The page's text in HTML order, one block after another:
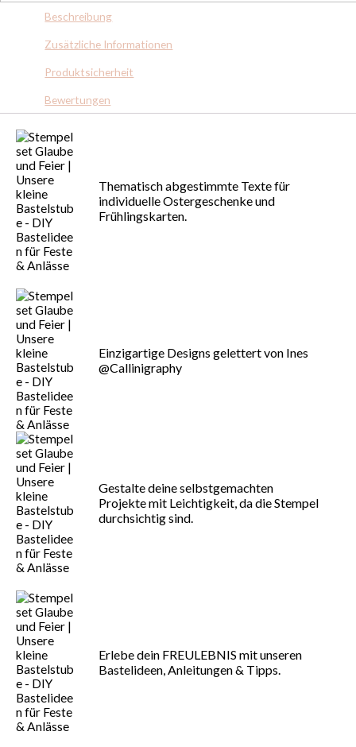
Beschreibung
Zusätzliche Informationen
Produktsicherheit
Bewertungen
Thematisch abgestimmte Texte für
individuelle Ostergeschenke und
Frühlingskarten.
Einzigartige Designs gelettert von Ines
@Callinigraphy
Gestalte deine selbstgemachten
Projekte mit Leichtigkeit, da die Stempel
durchsichtig sind.
Erlebe dein FREULEBNIS mit unseren
Bastelideen, Anleitungen & Tipps.